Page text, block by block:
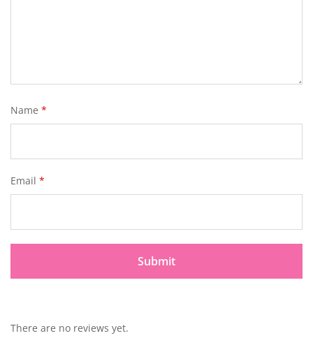
Name *
Email *
There are no reviews yet.